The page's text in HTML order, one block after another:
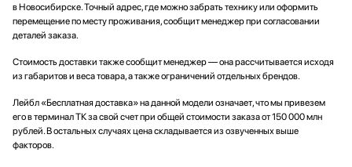
в Новосибирске. Точный адрес, где можно забрать технику или оформить
перемещение по месту проживания, сообщит менеджер при согласовании
деталей заказа.
Стоимость доставки также сообщит менеджер — она рассчитывается исходя
из габаритов и веса товара, а также ограничений отдельных брендов.
Лейбл «Бесплатная доставка» на данной модели означает, что мы привезем
его в терминал ТК за свой счет при общей стоимости заказа от 150 000 млн
рублей. В остальных случаях цена складывается из озвученных выше
факторов.